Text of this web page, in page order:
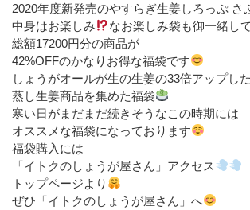
2020年度新発売のやすらぎ生姜しろっぷ さ
中身はお楽しみ
なお楽しみ袋も御一緒して
総額17200円分の商品が
42%OFFのかなりお得な福袋です
しょうがオールが生の生姜の33倍アップした
蒸し生姜商品を集めた福袋
寒い日がまだまだ続きそうなこの時期には
オススメな福袋になっております
福袋購入には
「イトクのしょうが屋さん」アクセス
トップページより
ぜひ「イトクのしょうが屋さん」へ